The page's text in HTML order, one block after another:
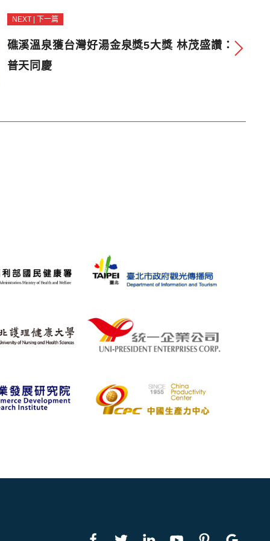
NEXT | 下一篇
礁溪溫泉獲台灣好湯金泉獎5大獎 林茂盛讚：
普天同慶